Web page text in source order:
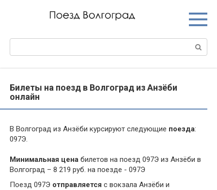
Билеты на поезд в Волгоград из Анзёби
онлайн
В Волгоград из Анзёби курсируют следующие поезда:
097Э.
Минимальная цена билетов на поезд 097Э из Анзёби в
Волгоград – 8 219 руб. на поезде - 097Э
Поезд 097Э отправляется с вокзала Анзёби и